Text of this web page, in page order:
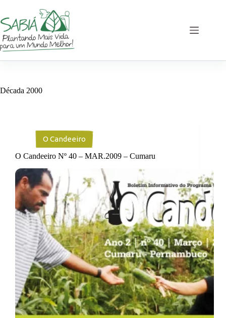
o
conteúdo
Década 2000
O Candeeiro
O Candeeiro Nº 40 – MAR.2009 – Cumaru